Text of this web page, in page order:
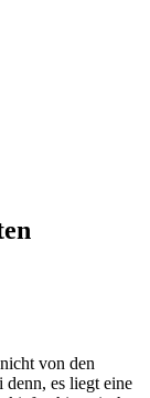
von den
denn, es liegt eine